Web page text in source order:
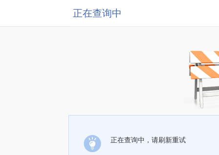
正在查询中
正在查询中，请刷新重试